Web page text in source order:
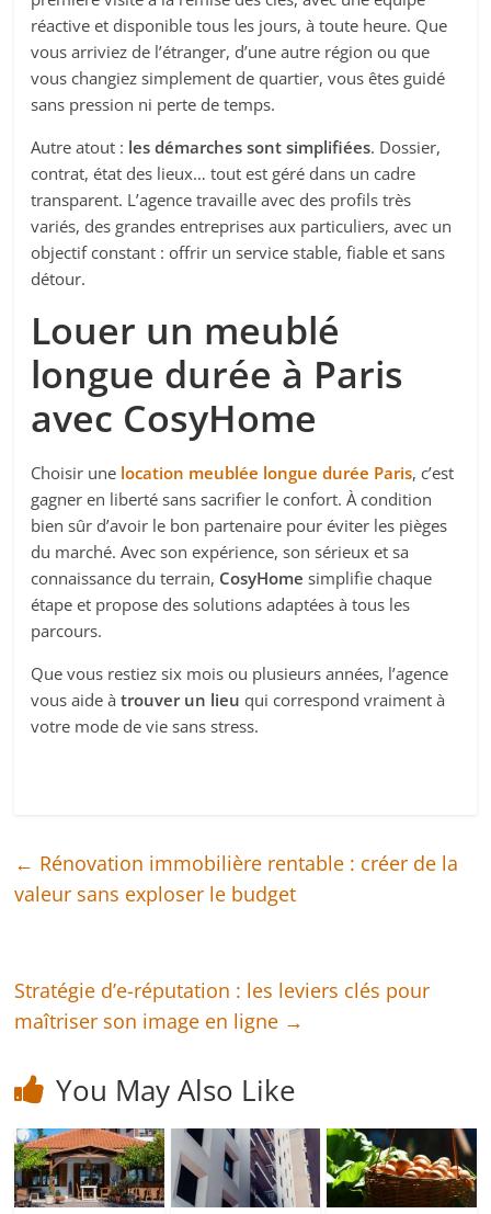
réactive et disponible tous les jours, à toute heure. Que
vous arriviez de l’étranger, d’une autre région ou que
vous changiez simplement de quartier, vous êtes guidé
sans pression ni perte de temps.
Autre atout : les démarches sont simplifiées. Dossier,
contrat, état des lieux… tout est géré dans un cadre
transparent. L’agence travaille avec des profils très
variés, des grandes entreprises aux particuliers, avec un
objectif constant : offrir un service stable, fiable et sans
détour.
Louer un meublé
longue durée à Paris
avec CosyHome
Choisir une location meublée longue durée Paris, c’est
gagner en liberté sans sacrifier le confort. À condition
bien sûr d’avoir le bon partenaire pour éviter les pièges
du marché. Avec son expérience, son sérieux et sa
connaissance du terrain, CosyHome simplifie chaque
étape et propose des solutions adaptées à tous les
parcours.
Que vous restiez six mois ou plusieurs années, l’agence
vous aide àtrouver un lieu qui correspond vraiment à
votre mode de vie sans stress.
← Rénovation immobilière rentable : créer de la
valeur sans exploser le budget
Stratégie d’e-réputation : les leviers clés pour
maîtriser son image en ligne →
You May Also Like